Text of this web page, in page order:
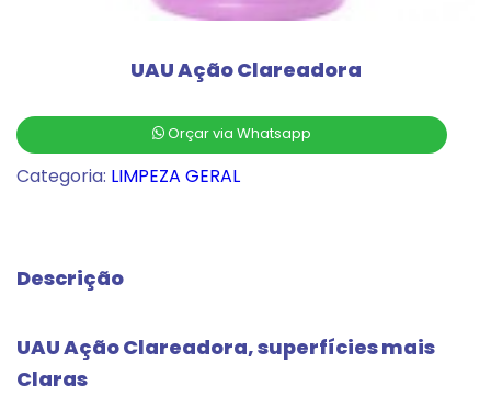
UAU Ação Clareadora
Orçar via Whatsapp
Categoria: LIMPEZA GERAL
Descrição
UAU Ação Clareadora, superfícies mais
Claras